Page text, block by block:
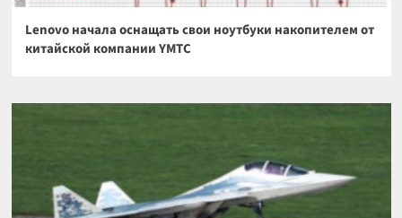
Lenovo начала оснащать свои ноутбуки накопителем от
китайской компании YMTC